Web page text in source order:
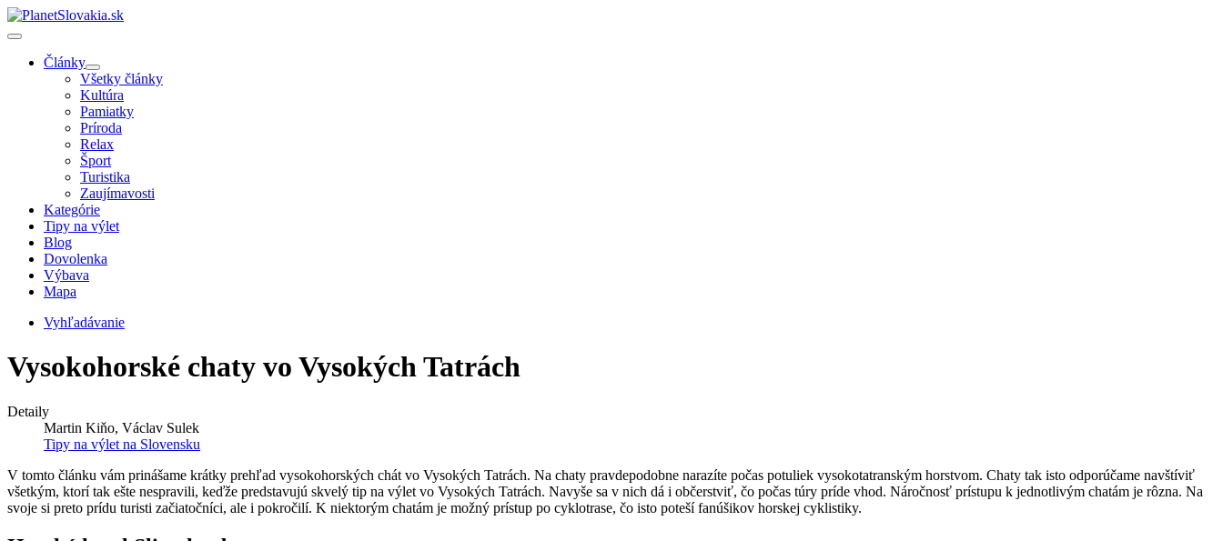
Články
Všetky články
Kultúra
Pamiatky
Príroda
Relax
Šport
Turistika
Zaujímavosti
Kategórie
Tipy na výlet
Blog
Dovolenka
Výbava
Mapa
Vyhľadávanie
Vysokohorské chaty vo Vysokých Tatrách
Detaily
Martin Kiňo, Václav Sulek
Tipy na výlet na Slovensku
V tomto článku vám prinášame krátky prehľad vysokohorských chát vo Vysokých Tatrách. Na chaty pravdepodobne narazíte počas potuliek vysokotatranským horstvom. Chaty tak isto odporúčame navštíviť
všetkým, ktorí tak ešte nespravili, keďže predstavujú skvelý tip na výlet vo Vysokých Tatrách. Navyše sa v nich dá i občerstviť, čo počas túry príde vhod. Náročnosť prístupu k jednotlivým chatám je rôzna. Na
svoje si preto prídu turisti začiatočníci, ale i pokročilí. K niektorým chatám je možný prístup po cyklotrase, čo isto poteší fanúšikov horskej cyklistiky.